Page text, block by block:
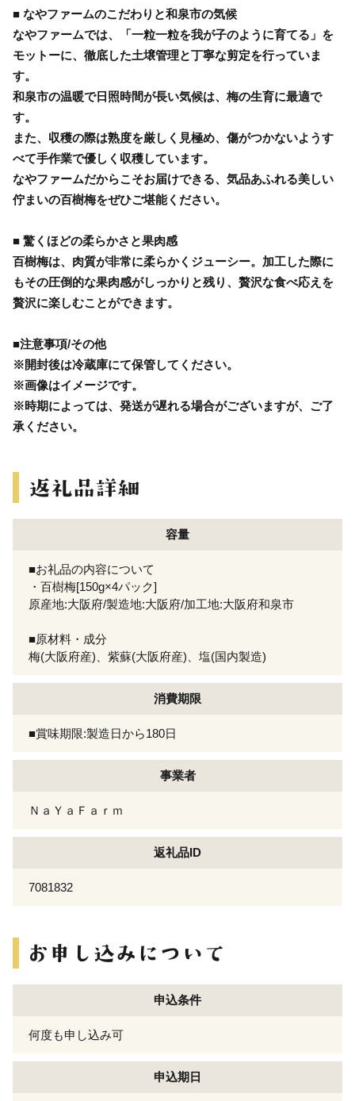
■ なやファームのこだわりと和泉市の気候
なやファームでは、「一粒一粒を我が子のように育てる」を
モットーに、徹底した土壌管理と丁寧な剪定を行っていま
す。
和泉市の温暖で日照時間が長い気候は、梅の生育に最適で
す。
また、収穫の際は熟度を厳しく見極め、傷がつかないようす
べて手作業で優しく収穫しています。
なやファームだからこそお届けできる、気品あふれる美しい
佇まいの百樹梅をぜひご堪能ください。
■ 驚くほどの柔らかさと果肉感
百樹梅は、肉質が非常に柔らかくジューシー。加工した際に
もその圧倒的な果肉感がしっかりと残り、贅沢な食べ応えを
贅沢に楽しむことができます。
■注意事項/その他
※開封後は冷蔵庫にて保管してください。
※画像はイメージです。
※時期によっては、発送が遅れる場合がございますが、ご了
承ください。
容量
■お礼品の内容について
・百樹梅[150g×4パック]
原産地:大阪府/製造地:大阪府/加工地:大阪府和泉市
■原材料・成分
梅(大阪府産)、紫蘇(大阪府産)、塩(国内製造)
消費期限
■賞味期限:製造日から180日
事業者
ＮａＹａＦａｒｍ
返礼品ID
7081832
申込条件
何度も申し込み可
申込期日